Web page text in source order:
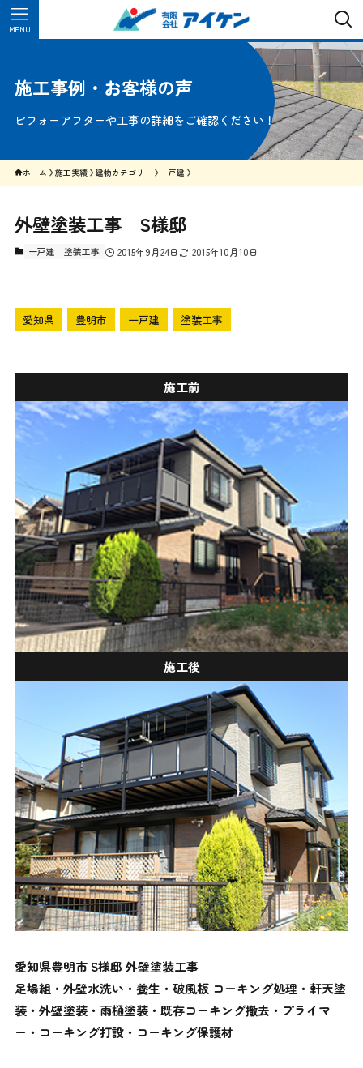
MENU
施工事例・お客様の声
ビフォーアフターや工事の詳細をご確認ください！
ホーム 施工実績 建物カテゴリー 一戸建
外壁塗装工事 S様邸
一戸建 塗装工事 2015年9月24日 2015年10月10日
愛知県 豊明市 一戸建 塗装工事
施工前
施工後
愛知県豊明市 S様邸 外壁塗装工事
足場組・外壁水洗い・養生・破風板 コーキング処理・軒天塗
装・外壁塗装・雨樋塗装・既存コーキング撤去・プライマ
ー・コーキング打設・コーキング保護材